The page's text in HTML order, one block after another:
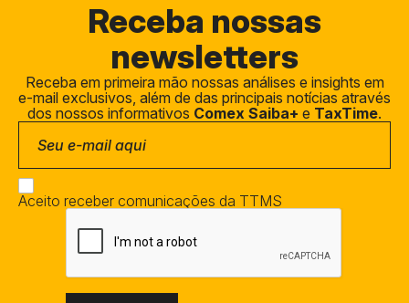
Receba nossas
newsletters
Receba em primeira mão nossas análises e insights em
e-mail exclusivos, além de das principais notícias através
dos nossos informativos Comex Saiba+ e TaxTime.
Aceito receber comunicações da TTMS